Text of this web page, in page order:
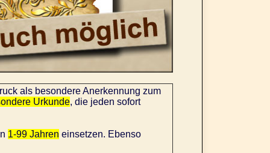
als besondere Anerkennung zum
Urkunde, die jeden sofort
1-99 Jahren einsetzen. Ebenso